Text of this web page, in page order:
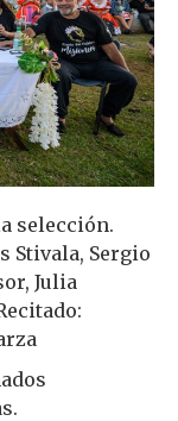
selección.
Stivala, Sergio
Julia